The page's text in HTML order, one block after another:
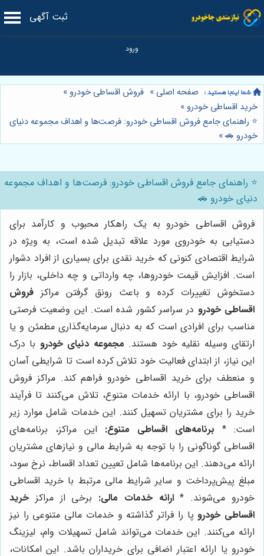
ثبت آگهی
صفحه اصلی » فروش اقساطی خودرو »
خرید اقساطی خودرو »
⭐️ راهنمای جامع فروش اقساطی خودرو: فرصت‌ها و اهداف مجموعه دنیای
خودرو 🚗»
⭐️ راهنمای جامع فروش اقساطی خودرو: فرصت‌ها و اهداف مجموعه
دنیای خودرو 🚗
فروش اقساطی خودرو به یک راهکار محبوب و کارآمد برای
دستیابی به خودروی مورد علاقه تبدیل شده است، به ویژه در
شرایط اقتصادی کنونی که خرید نقدی برای بسیاری از افراد دشوار
است. افزایش قیمت خودروها، چه وارداتی و چه داخلی، بازار را
دستخوش تغییرات کرده و باعث رونق گرفتن مراکز فروش
اقساطی خودرو در سراسر کشور شده است. این وضعیت فرصتی
مناسب برای افرادی است که به دنبال سرمایه‌گذاری مطمئن و یا
ارتقای وسیله نقلیه خود هستند. مجموعه دنیای خودرو با درک
این نیاز، از ابتدای فعالیت خود تلاش کرده است تا شرایطی آسان
و منعطف برای خرید اقساطی خودرو فراهم کند. مراکز فروش
اقساطی خودرو، با ارائه خدمات متنوع، تلاش می‌کنند تا فرآیند
خرید را برای مشتریان تسهیل کنند. این خدمات شامل موارد زیر
است: * برنامه‌های اقساطی متنوع: این مراکز، برنامه‌های
اقساطی گوناگونی را با توجه به شرایط مالی و نیازهای مشتریان
ارائه می‌دهند. این برنامه‌ها شامل تعیین تعداد اقساط، نرخ سود،
مبلغ پیش‌پرداخت و سایر شرایط مالی مرتبط با خرید اقساطی
خودرو می‌شوند. *ارائه خدمات مالی: برخی از مراکز خرید
اقساطی خودروپا را فراتر گذاشته و خدمات مالی متنوعی را نیز
ارائه می‌کنند. این خدمات می‌تواند شامل تسهیلات وام، لیزینگ
خودرو یا ارائه اعتبار اضافی برای خریداران باشد. این امکانات،